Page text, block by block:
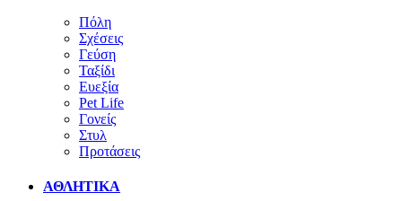
Πόλη
Σχέσεις
Γεύση
Ταξίδι
Ευεξία
Pet Life
Γονείς
Στυλ
Προτάσεις
ΑΘΛΗΤΙΚΑ